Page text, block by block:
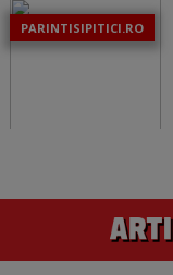
PARINTISIPITICI.RO